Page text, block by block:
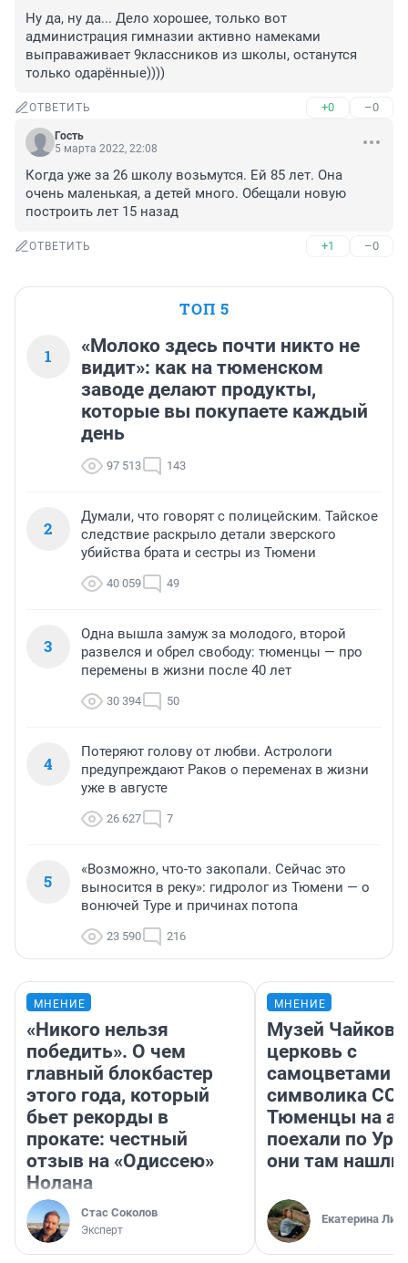
Ну да, ну да... Дело хорошее, только вот
администрация гимназии активно намеками
выправаживает 9классников из школы, останутся
только одарённые))))
ОТВЕТИТЬ +0 –0
Гость
5 марта 2022, 22:08
Когда уже за 26 школу возьмутся. Ей 85 лет. Она
очень маленькая, а детей много. Обещали новую
построить лет 15 назад
ОТВЕТИТЬ +1 –0
ТОП 5
1
«Молоко здесь почти никто не
видит»: как на тюменском
заводе делают продукты,
которые вы покупаете каждый
день
97 513 143
2
Думали, что говорят с полицейским. Тайское
следствие раскрыло детали зверского
убийства брата и сестры из Тюмени
40 059 49
3
Одна вышла замуж за молодого, второй
развелся и обрел свободу: тюменцы — про
перемены в жизни после 40 лет
30 394 50
4
Потеряют голову от любви. Астрологи
предупреждают Раков о переменах в жизни
уже в августе
26 627 7
5
«Возможно, что-то закопали. Сейчас это
выносится в реку»: гидролог из Тюмени — о
вонючей Туре и причинах потопа
23 590 216
МНЕНИЕ
«Никого нельзя
победить». О чем
главный блокбастер
этого года, который
бьет рекорды в
прокате: честный
отзыв на «Одиссею»
Нолана
Стас Соколов
Эксперт
МНЕНИЕ
Музей
церковь с
самоцветами
символика
Тюменцы на
поехали по
они там нашли
Екатерина